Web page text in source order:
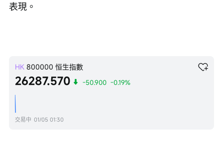
表現。
HK 800000 恒生指數
26287.570 -50.900 -0.19%
交易中 01/05 01:30